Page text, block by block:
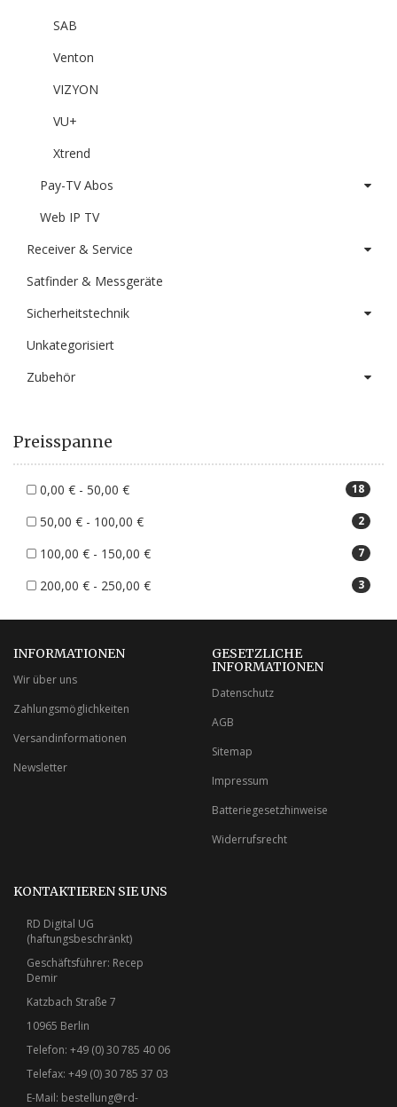
SAB
Venton
VIZYON
VU+
Xtrend
Pay-TV Abos
Web IP TV
Receiver & Service
Satfinder & Messgeräte
Sicherheitstechnik
Unkategorisiert
Zubehör
Preisspanne
0,00 € - 50,00 € 18
50,00 € - 100,00 € 2
100,00 € - 150,00 € 7
200,00 € - 250,00 € 3
INFORMATIONEN
Wir über uns
Zahlungsmöglichkeiten
Versandinformationen
Newsletter
GESETZLICHE
INFORMATIONEN
Datenschutz
AGB
Sitemap
Impressum
Batteriegesetzhinweise
Widerrufsrecht
KONTAKTIEREN SIE UNS
RD Digital UG
(haftungsbeschränkt)
Geschäftsführer: Recep
Demir
Katzbach Straße 7
10965 Berlin
Telefon: +49 (0) 30 785 40 06
Telefax: +49 (0) 30 785 37 03
E-Mail: bestellung@rd-